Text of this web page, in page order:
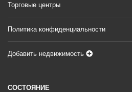
Торговые центры
Политика конфиденциальности
Добавить недвижимость
СОСТОЯНИЕ